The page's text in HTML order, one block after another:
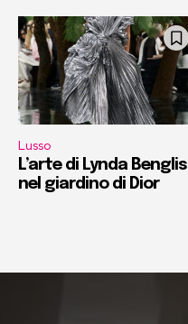
Lusso
L’arte di Lynda Benglis
nel giardino di Dior